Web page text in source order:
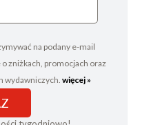
na podany e-mail
zniżkach, promocjach oraz
wydawniczych. więcej »